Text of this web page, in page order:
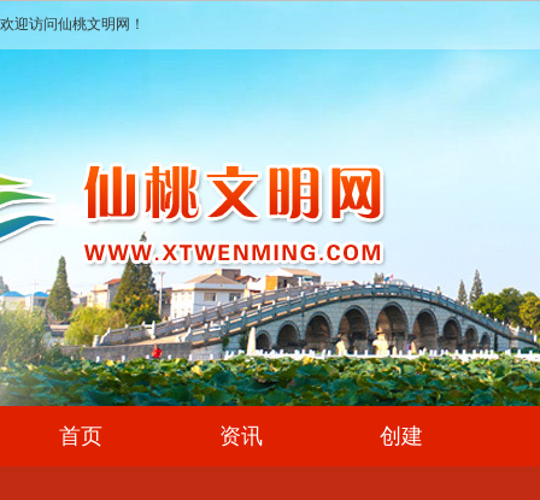
欢迎访问仙桃文明网！
首页 资讯 创建